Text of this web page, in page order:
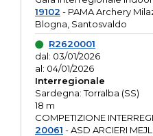
19102 - PAMA Archery
Blogna, Santosvaldo
R2620001
dal: 03/01/2026
al: 04/01/2026
Interregionale
Sardegna: Torralba (SS)
18 m
COMPETIZIONE
20061 - ASD ARCIERI